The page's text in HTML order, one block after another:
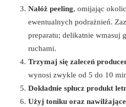
Nałóż peeling, omijając
ewentualnych podrażnień.
preparatu; delikatnie wmasuj
ruchami.
Trzymaj się zaleceń
wynosi zwykle od 5 do 10
Dokładnie spłucz produkt
Użyj toniku oraz